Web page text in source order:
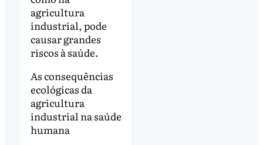
agricultura
industrial, pode
causar grandes
riscos à saúde.
As consequências
ecológicas da
agricultura
industrial na saúde
humana